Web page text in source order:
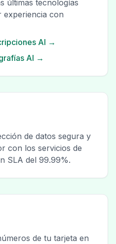
últimas tecnologías
experiencia con
AI →
AI →
de datos segura y
con los servicios de
SLA del 99.99%.
de tu tarjeta en